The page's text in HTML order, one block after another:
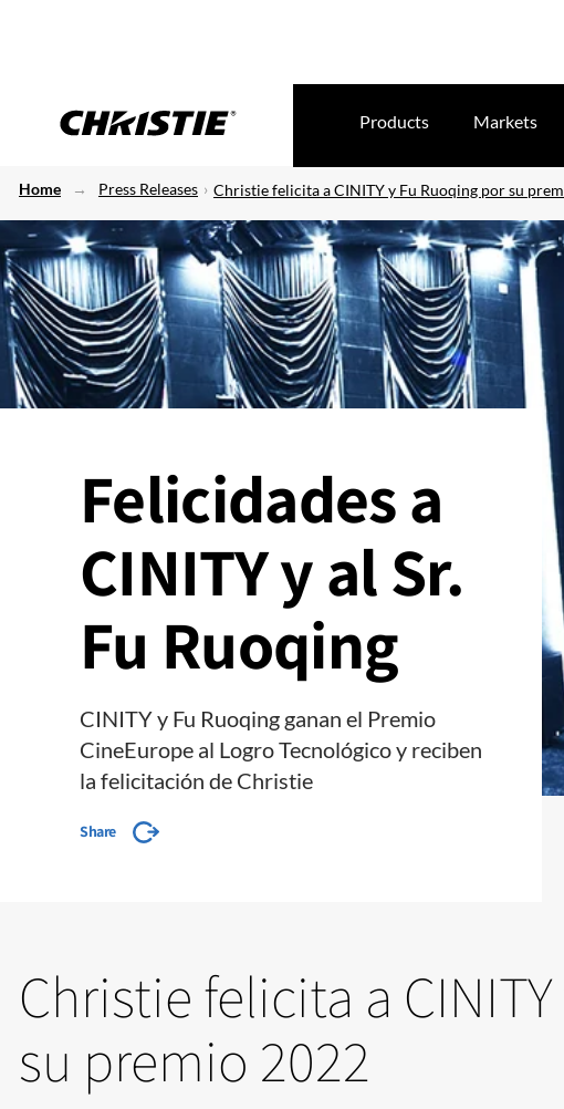
Products Markets
Home Press Releases Christie felicita a CINITY y Fu Ruoqing por su
Felicidades a
CINITY y al Sr.
Fu Ruoqing
CINITY y Fu Ruoqing ganan el Premio
CineEurope al Logro Tecnológico y reciben
la felicitación de Christie
Share
Christie felicita a
su premio 2022